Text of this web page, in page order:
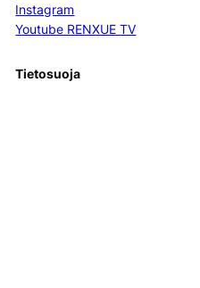
Instagram
Youtube RENXUE TV
Tietosuoja